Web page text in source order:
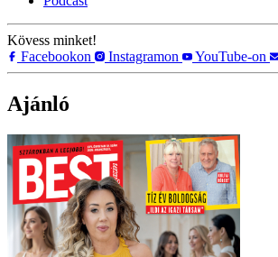
Kövess minket!
Facebookon
Instagramon YouTube-on
Ajánló